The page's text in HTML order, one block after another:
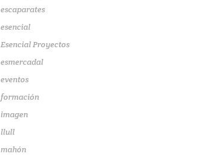
escaparates
esencial
Esencial Proyectos
esmercadal
eventos
formación
imagen
llull
mahón